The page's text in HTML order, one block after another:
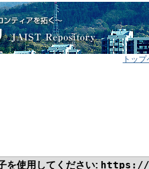
トッ
を使用してください: https://